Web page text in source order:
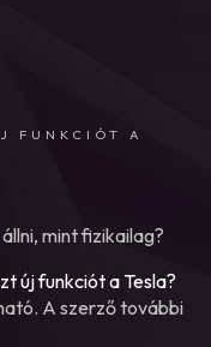
FUNKCIÓT A
mint fizikailag?
új funkciót a Tesla?
A szerző további